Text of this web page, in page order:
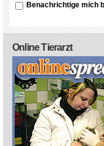
Benachrichtige mich
Online Tierarzt